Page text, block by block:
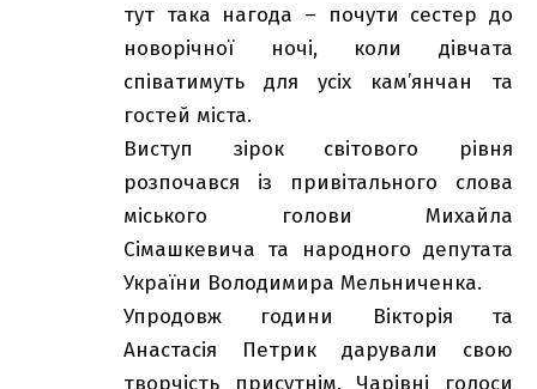
тут така нагода – почути сестер до
новорічної ночі, коли дівчата
співатимуть для усіх кам’янчан та
гостей міста.
Виступ зірок світового рівня
розпочався із привітального слова
міського голови Михайла
Сімашкевича та народного депутата
України Володимира Мельниченка.
Упродовж години Вікторія та
Анастасія Петрик дарували свою
творчість присутнім. Чарівні голоси